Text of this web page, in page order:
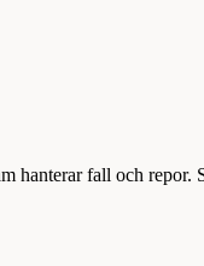
hanterar fall och